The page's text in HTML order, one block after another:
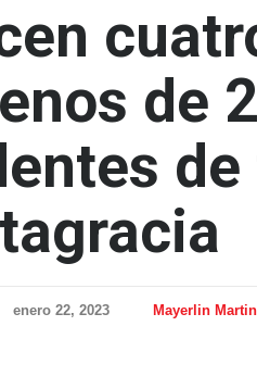
de
enero 22, 2023 Mayerlin